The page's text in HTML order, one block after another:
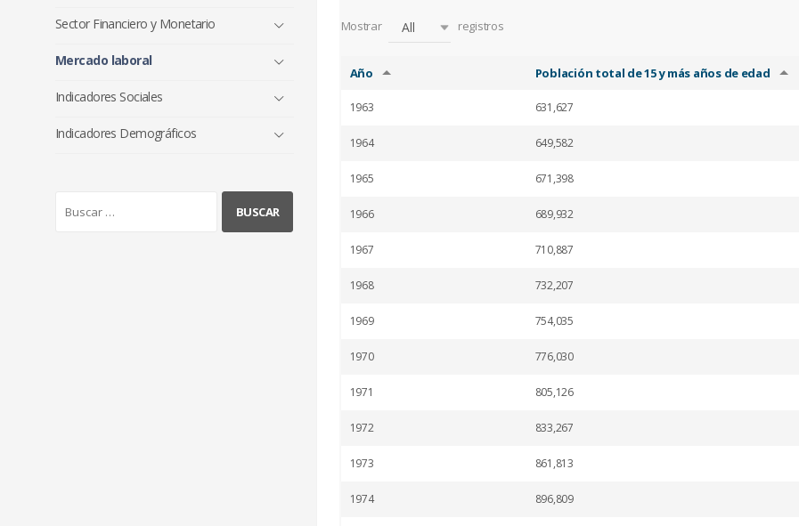
Sector Financiero y Monetario
Mercado laboral
Indicadores Sociales
Indicadores Demográficos
Mostrar All registros
Año Población total de 15 y más años de edad
1963 631,627
1964 649,582
1965 671,398
1966 689,932
1967 710,887
1968 732,207
1969 754,035
1970 776,030
1971 805,126
1972 833,267
1973 861,813
1974 896,809